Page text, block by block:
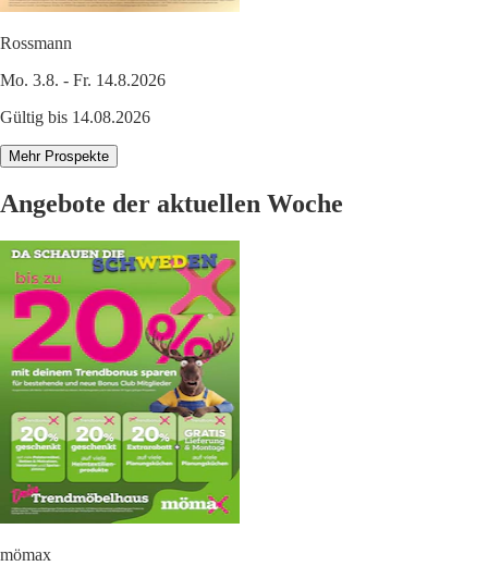
Rossmann
Mo. 3.8. - Fr. 14.8.2026
Gültig bis 14.08.2026
Mehr Prospekte
Angebote der aktuellen Woche
mömax